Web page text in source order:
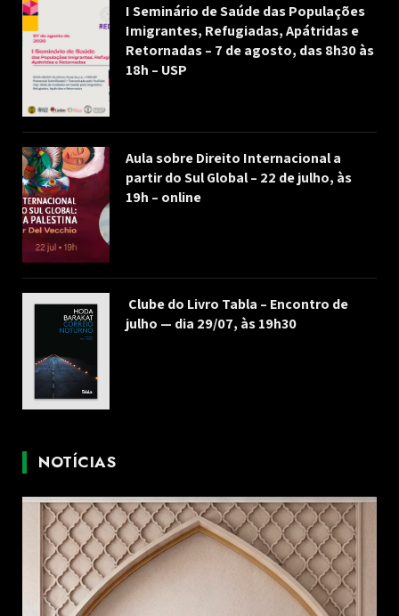
I Seminário de Saúde das Populações
Imigrantes, Refugiadas, Apátridas e
Retornadas – 7 de agosto, das 8h30 às
18h – USP
Aula sobre Direito Internacional a
partir do Sul Global – 22 de julho, às
19h – online
Clube do Livro Tabla – Encontro de
julho — dia 29/07, às 19h30
NOTÍCIAS